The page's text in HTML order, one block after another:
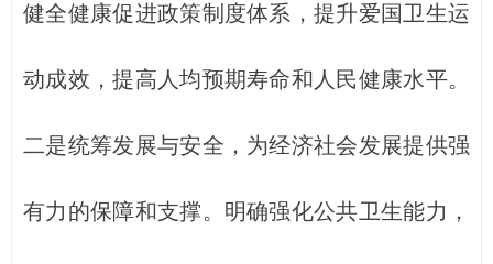
健全健康促进政策制度体系，提升爱国卫生运
动成效，提高人均预期寿命和人民健康水平。
二是统筹发展与安全，为经济社会发展提供强
有力的保障和支撑。明确强化公共卫生能力，